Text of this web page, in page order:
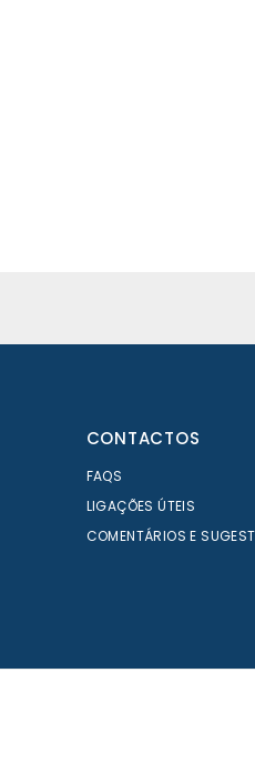
CONTACTOS
FAQS
LIGAÇÕES ÚTEIS
COMENTÁRIOS E